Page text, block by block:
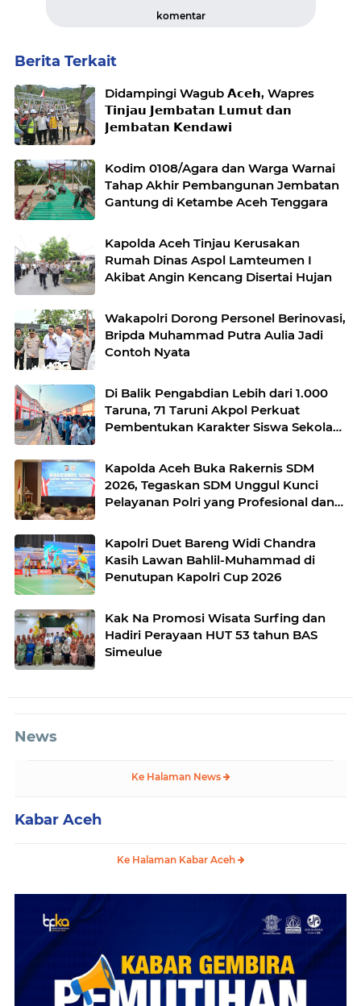
komentar
Berita Terkait
Didampingi Wagub 𝗔𝗰𝗲𝗵, Wapres
𝗧𝗶𝗻𝗷𝗮𝘂 𝗝𝗲𝗺𝗯𝗮𝘁𝗮𝗻 𝗟𝘂𝗺𝘂𝘁 𝗱𝗮𝗻
𝗝𝗲𝗺𝗯𝗮𝘁𝗮𝗻 𝗞𝗲𝗻𝗱𝗮𝘄𝗶
Kodim 0108/Agara dan Warga Warnai
Tahap Akhir Pembangunan Jembatan
Gantung di Ketambe Aceh Tenggara
Kapolda Aceh Tinjau Kerusakan
Rumah Dinas Aspol Lamteumen I
Akibat Angin Kencang Disertai Hujan
Wakapolri Dorong Personel Berinovasi,
Bripda Muhammad Putra Aulia Jadi
Contoh Nyata
Di Balik Pengabdian Lebih dari 1.000
Taruna, 71 Taruni Akpol Perkuat
Pembentukan Karakter Siswa Sekolah
Kapolda Aceh Buka Rakernis SDM
2026, Tegaskan SDM Unggul Kunci
Pelayanan Polri yang Profesional dan
Kapolri Duet Bareng Widi Chandra
Kasih Lawan Bahlil-Muhammad di
Penutupan Kapolri Cup 2026
Kak Na Promosi Wisata Surfing dan
Hadiri Perayaan HUT 53 tahun BAS
Simeulue
News
Ke Halaman News
Kabar Aceh
Ke Halaman Kabar Aceh